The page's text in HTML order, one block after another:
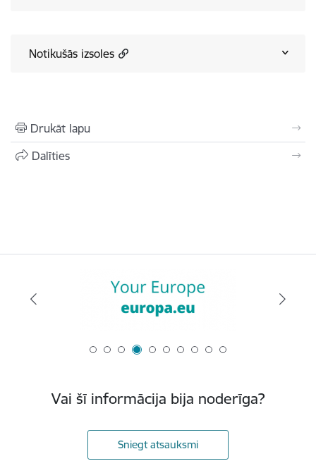
Notikušās izsoles
Drukāt lapu
Dalīties
Vai šī informācija bija noderīga?
Sniegt atsauksmi